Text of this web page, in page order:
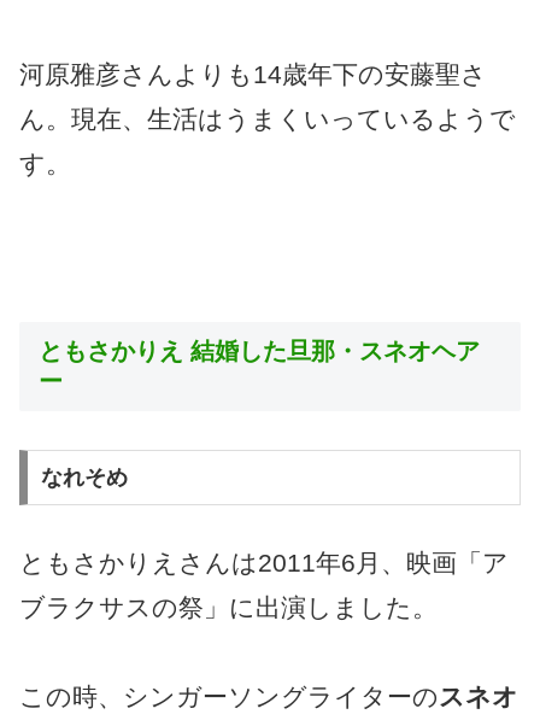
河原雅彦さんよりも14歳年下の安藤聖さ
ん。現在、生活はうまくいっているようで
す。
ともさかりえ 結婚した旦那・スネオヘア
ー
なれそめ
ともさかりえさんは2011年6月、映画「ア
ブラクサスの祭」に出演しました。
この時、シンガーソングライターのスネオ